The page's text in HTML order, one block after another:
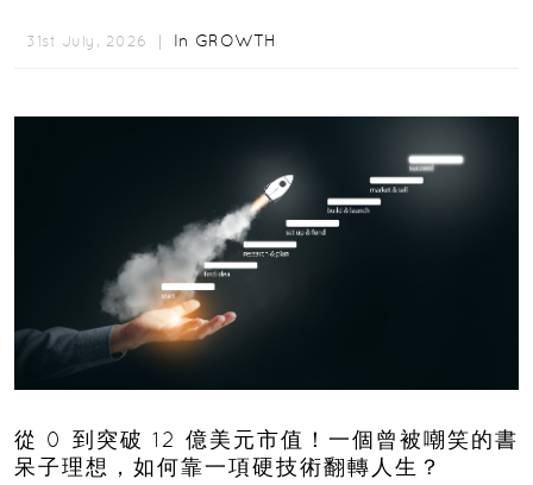
31st July, 2026 ｜ In GROWTH
從 0 到突破 12 億美元市值！一個曾被嘲笑的書
呆子理想，如何靠一項硬技術翻轉人生？